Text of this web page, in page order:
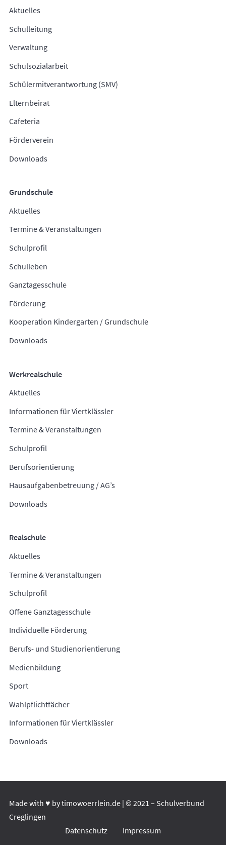
Aktuelles
Schulleitung
Verwaltung
Schulsozialarbeit
Schülermitverantwortung (SMV)
Elternbeirat
Cafeteria
Förderverein
Downloads
Grundschule
Aktuelles
Termine & Veranstaltungen
Schulprofil
Schulleben
Ganztagesschule
Förderung
Kooperation Kindergarten / Grundschule
Downloads
Werkrealschule
Aktuelles
Informationen für Viertklässler
Termine & Veranstaltungen
Schulprofil
Berufsorientierung
Hausaufgabenbetreuung / AG’s
Downloads
Realschule
Aktuelles
Termine & Veranstaltungen
Schulprofil
Offene Ganztagesschule
Individuelle Förderung
Berufs- und Studienorientierung
Medienbildung
Sport
Wahlpflichtfächer
Informationen für Viertklässler
Downloads
Made with ♥ bytimowoerrlein.de | © 2021 – Schulverbund
Creglingen
Datenschutz
Impressum